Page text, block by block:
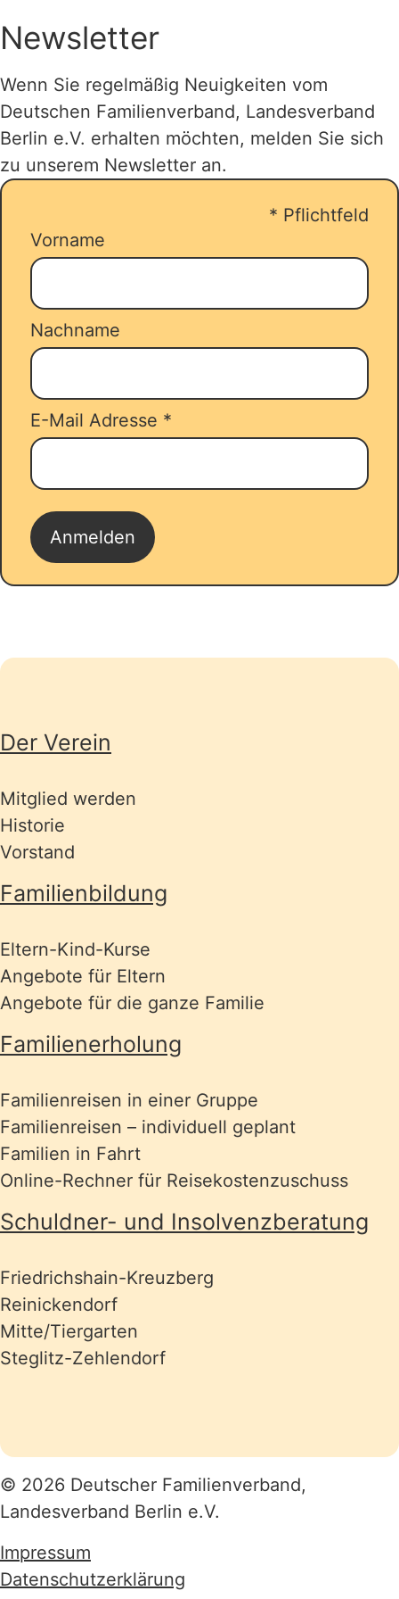
eine Vergünstigung bei
kostenpflichtigen Kursen oder
Einmalveranstaltungen.
jugendherberge.de
Bis zu 14 Übernachtungen, in einer
gemeinnützigen Ferienwohnungen,
einem Ferienhaus oder Familienzimmer
reservieren/buchen Ihren Urlaub und
stellen parallel dazu ihren Antrag über
unseren
Newsletter
Wenn Sie regelmäßig Neuigkeiten vom
Deutschen Familienverband, Landesverband
Berlin e.V. erhalten möchten, melden Sie sich
zu unserem Newsletter an.
* Pflichtfeld
Vorname
Nachname
E-Mail Adresse *
Seitenübersicht
Der Verein
Mitglied werden
Historie
Vorstand
Familienbildung
Eltern-Kind-Kurse
Angebote für Eltern
Angebote für die ganze Familie
Familienerholung
Familienreisen in einer Gruppe
Familienreisen – individuell geplant
Familien in Fahrt
Online-Rechner für Reisekostenzuschuss
Schuldner- und Insolvenzberatung
Friedrichshain-Kreuzberg
Reinickendorf
Mitte/Tiergarten
Steglitz-Zehlendorf
© 2026 Deutscher Familienverband,
Landesverband Berlin e.V.
Impressum
Datenschutzerklärung